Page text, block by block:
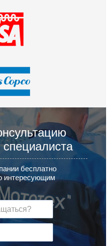
специалиста
бесплатно
интересующим